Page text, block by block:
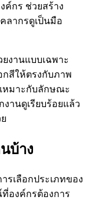
ค์กร ช่วยสร้าง
ลากรดูเป็นมือ
งานแบบเฉพาะ
กสีให้ตรงกับภาพ
หมาะกับลักษณะ
านดูเรียบร้อยแล้ว
บ้าง
รเลือกประเภทของ
องค์กรต้องการ